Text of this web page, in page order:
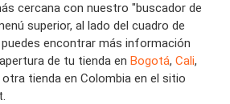
cercana con nuestro "buscador de
superior, al lado del cuadro de
puedes encontrar más información
de tu tienda en Bogotá, Cali,
tienda en Colombia en el sitio